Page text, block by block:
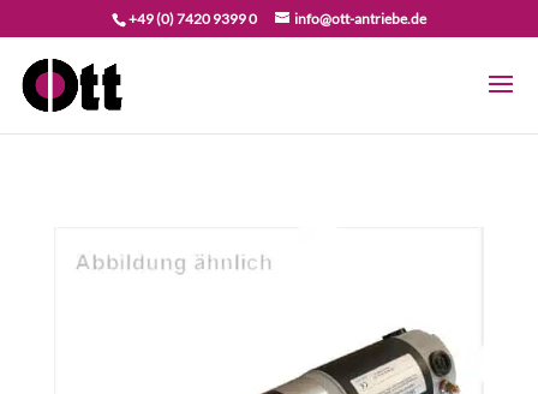
+49 (0) 7420 9399 0 info@ott-antriebe.de